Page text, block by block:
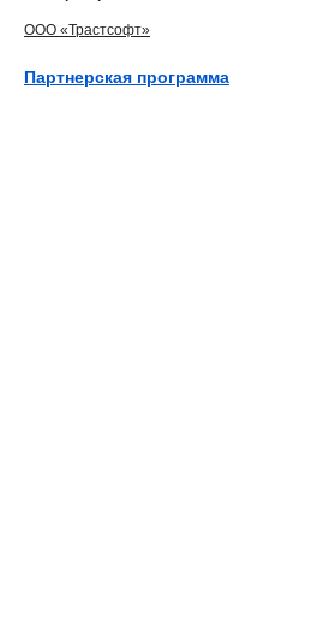
ООО «Трастсофт»
Партнерская программа